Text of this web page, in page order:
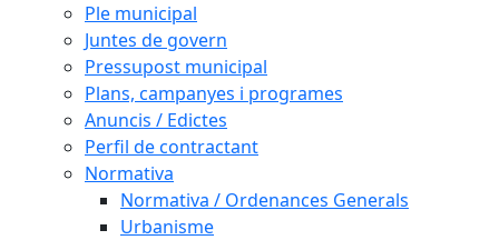
Ple municipal
Juntes de govern
Pressupost municipal
Plans, campanyes i programes
Anuncis / Edictes
Perfil de contractant
Normativa
Normativa / Ordenances Generals
Urbanisme